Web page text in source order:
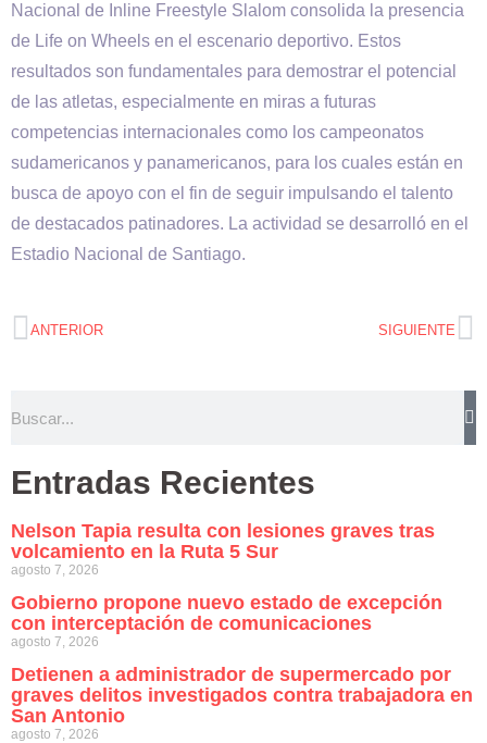
Nacional de Inline Freestyle Slalom consolida la presencia
de Life on Wheels en el escenario deportivo. Estos
resultados son fundamentales para demostrar el potencial
de las atletas, especialmente en miras a futuras
competencias internacionales como los campeonatos
sudamericanos y panamericanos, para los cuales están en
busca de apoyo con el fin de seguir impulsando el talento
de destacados patinadores. La actividad se desarrolló en el
Estadio Nacional de Santiago.
ANTERIOR SIGUIENTE
Entradas Recientes
Nelson Tapia resulta con lesiones graves tras
volcamiento en la Ruta 5 Sur
agosto 7, 2026
Gobierno propone nuevo estado de excepción
con interceptación de comunicaciones
agosto 7, 2026
Detienen a administrador de supermercado por
graves delitos investigados contra trabajadora en
San Antonio
agosto 7, 2026